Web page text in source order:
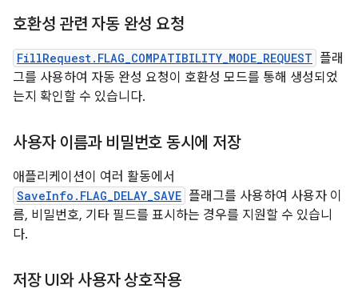
호환성 관련 자동 완성 요청
FillRequest.FLAG_COMPATIBILITY_MODE_REQUEST 플래
그를 사용하여 자동 완성 요청이 호환성 모드를 통해 생성되었
는지 확인할 수 있습니다.
사용자 이름과 비밀번호 동시에 저장
애플리케이션이 여러 활동에서
SaveInfo.FLAG_DELAY_SAVE 플래그를 사용하여 사용자 이
름, 비밀번호, 기타 필드를 표시하는 경우를 지원할 수 있습니
다.
저장 UI와 사용자 상호작용